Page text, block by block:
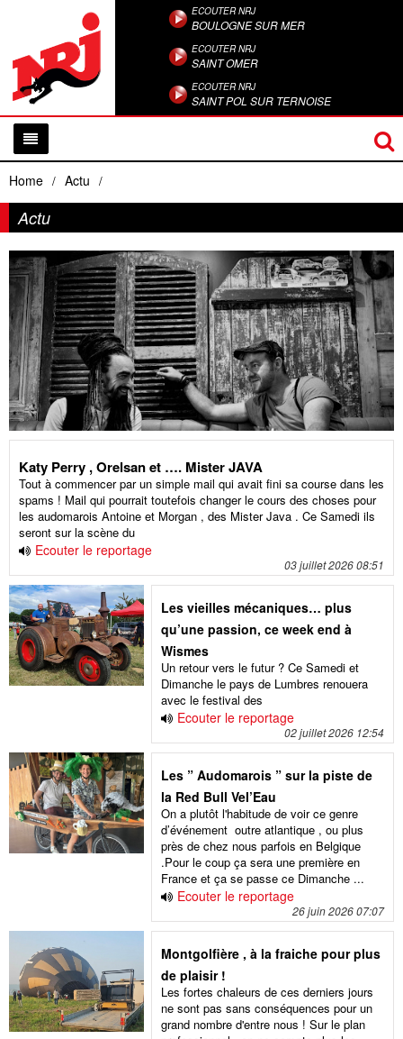
ECOUTER NRJ
BOULOGNE SUR MER
ECOUTER NRJ
SAINT OMER
ECOUTER NRJ
SAINT POL SUR TERNOISE
Home / Actu /
Actu
Katy Perry , Orelsan et …. Mister JAVA
Tout à commencer par un simple mail qui avait fini sa course dans les
spams ! Mail qui pourrait toutefois changer le cours des choses pour
les audomarois Antoine et Morgan , des Mister Java . Ce Samedi ils
seront sur la scène du
Ecouter le reportage
03 juillet 2026 08:51
Les vieilles mécaniques… plus
qu’une passion, ce week end à
Wismes
Un retour vers le futur ? Ce Samedi et
Dimanche le pays de Lumbres renouera
avec le festival des
Ecouter le reportage
02 juillet 2026 12:54
Les ” Audomarois ” sur la piste de
la Red Bull Vel’Eau
On a plutôt l'habitude de voir ce genre
d’événement outre atlantique , ou plus
près de chez nous parfois en Belgique
.Pour le coup ça sera une première en
France et ça se passe ce Dimanche ...
Ecouter le reportage
26 juin 2026 07:07
Montgolfière , à la fraiche pour plus
de plaisir !
Les fortes chaleurs de ces derniers jours
ne sont pas sans conséquences pour un
grand nombre d'entre nous ! Sur le plan